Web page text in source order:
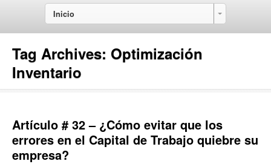
Inicio
Tag Archives: Optimización
Inventario
Artículo # 32 – ¿Cómo evitar que los
errores en el Capital de Trabajo quiebre su
empresa?